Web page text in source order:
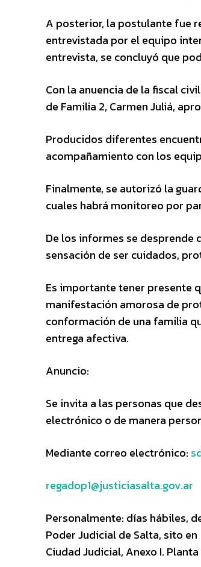
A posterior, la postulante fue
entrevistada por el equipo
entrevista, se concluyó que
Con la anuencia de la fiscal
de Familia 2, Carmen Juliá,
Producidos diferentes
acompañamiento con los
Finalmente, se autorizó la
cuales habrá monitoreo por
De los informes se desprende
sensación de ser cuidados,
Es importante tener presente
manifestación amorosa de
conformación de una familia
entrega afectiva.
Anuncio:
Se invita a las personas que
electrónico o de manera
Mediante correo electrónico:
regadop1@justiciasalta.gov.ar
Personalmente: días hábiles,
Poder Judicial de Salta, sito en
Ciudad Judicial, Anexo I.